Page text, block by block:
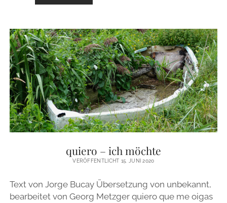
MIR
FELS!
–
PSALM
31
quiero – ich möchte
VERÖFFENTLICHT 15. JUNI 2020
Text von Jorge Bucay Übersetzung von unbekannt,
bearbeitet von Georg Metzger quiero que me oigas